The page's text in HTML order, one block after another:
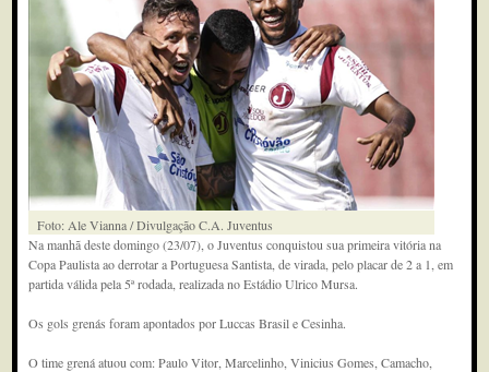
Foto: Ale Vianna / Divulgação C.A. Juventus
Na manhã deste domingo (23/07), o Juventus conquistou sua primeira vitória na
Copa Paulista ao derrotar a Portuguesa Santista, de virada, pelo placar de 2 a 1, em
partida válida pela 5ª rodada, realizada no Estádio Ulrico Mursa.
Os gols grenás foram apontados por Luccas Brasil e Cesinha.
O time grená atuou com: Paulo Vitor, Marcelinho, Vinicius Gomes, Camacho,